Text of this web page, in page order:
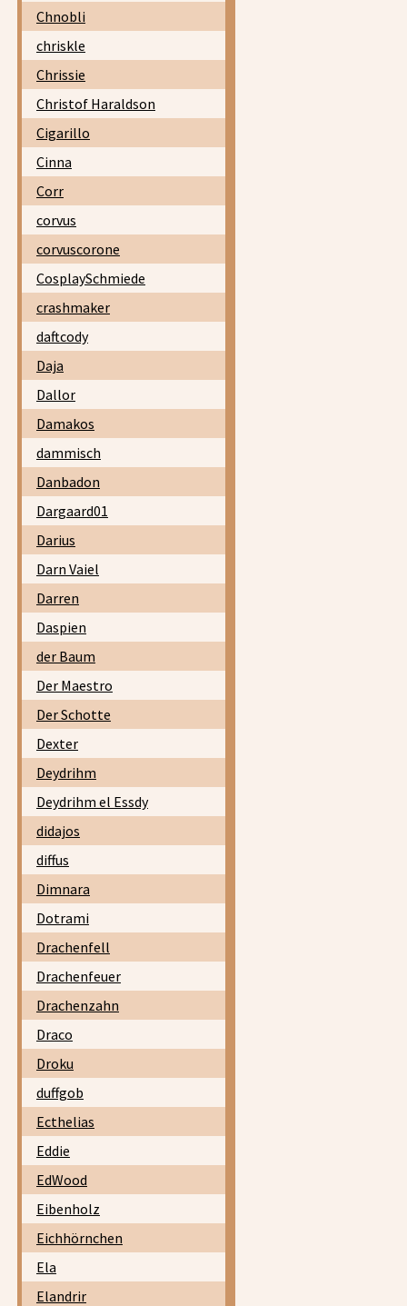
Chnobli
chriskle
Chrissie
Christof Haraldson
Cigarillo
Cinna
Corr
corvus
corvuscorone
CosplaySchmiede
crashmaker
daftcody
Daja
Dallor
Damakos
dammisch
Danbadon
Dargaard01
Darius
Darn Vaiel
Darren
Daspien
der Baum
Der Maestro
Der Schotte
Dexter
Deydrihm
Deydrihm el Essdy
didajos
diffus
Dimnara
Dotrami
Drachenfell
Drachenfeuer
Drachenzahn
Draco
Droku
duffgob
Ecthelias
Eddie
EdWood
Eibenholz
Eichhörnchen
Ela
Elandrir